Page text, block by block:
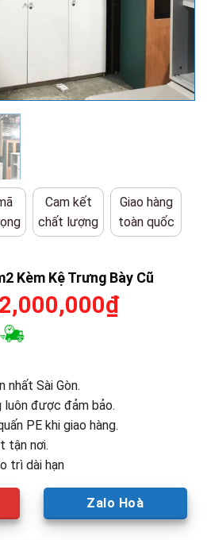
Cam kết
chất lượng
Giao hàng
toàn quốc
Kèm Kệ Trưng Bày Cũ
Giá
gốc
là:
2,000,000₫Giá
nhất Sài Gòn.
được đảm bảo.
PE khi giao hàng.
tận nơi.
trì dài hạn
Zalo Hoà